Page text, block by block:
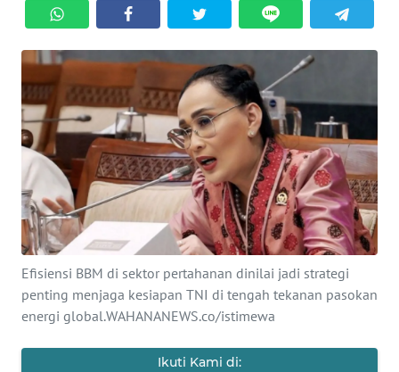
Efisiensi BBM di sektor pertahanan dinilai jadi strategi
penting menjaga kesiapan TNI di tengah tekanan pasokan
energi global.WAHANANEWS.co/istimewa
Ikuti Kami di:
EKUIN
SAINS-TEKNO
KESEHATAN
INTERNASIONAL
SERBA-SERBI
PENDIDIKAN
OLAHRAGA